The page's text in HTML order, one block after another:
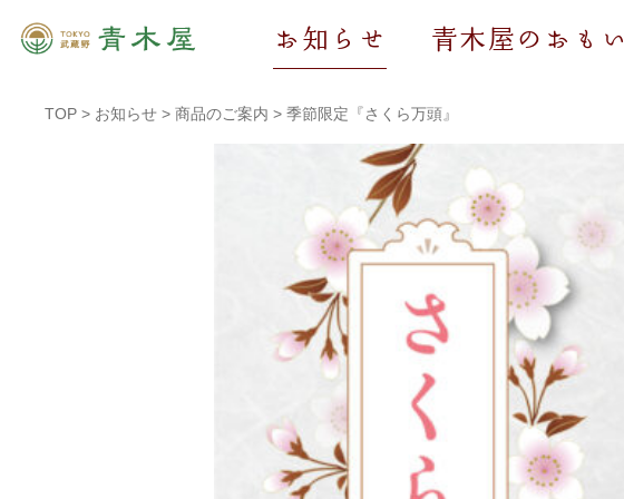
お知らせ 青木屋のおもい
TOP > お知らせ > 商品のご案内 > 季節限定『さくら万頭』